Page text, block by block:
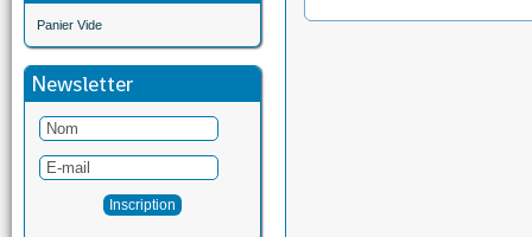
Panier Vide
Newsletter